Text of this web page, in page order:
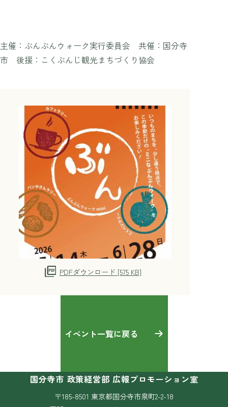
主催：ぶんぶんウォーク実行委員会 共催：国分寺
市 後援：こくぶんじ観光まちづくり協会
PDFダウンロード [575 KB]
イベント一覧に戻る
国分寺市 政策経営部 広報プロモーション室
〒185-8501 東京都国分寺市泉町2-2-18